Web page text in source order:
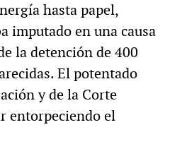
hasta papel,
imputado en una causa
la detención de 400
El potentado
y de la Corte
entorpeciendo el